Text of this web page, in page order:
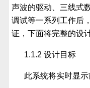
声波的驱动、三线式
调试等一系列工作后
证，下面将完整的设
1.1.2 设计目标
此系统将实时显示